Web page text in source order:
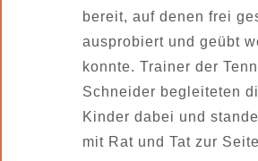
bereit, auf denen frei
ausprobiert und geübt
konnte. Trainer der
Schneider begleiteten
Kinder dabei und
mit Rat und Tat zur